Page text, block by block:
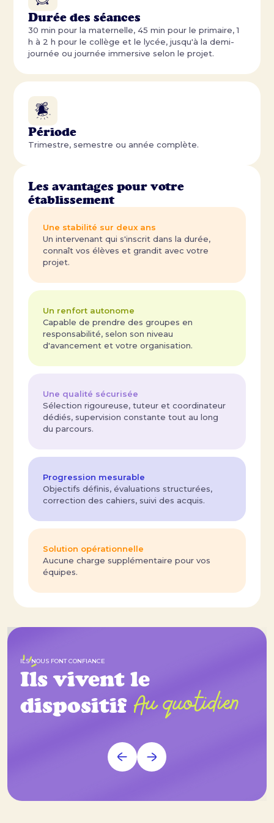
Durée des séances
30 min pour la maternelle, 45 min pour le primaire, 1
h à 2 h pour le collège et le lycée, jusqu'à la demi-
journée ou journée immersive selon le projet.
Période
Trimestre, semestre ou année complète.
Les avantages pour votre
établissement
Une stabilité sur deux ans
Un intervenant qui s'inscrit dans la durée,
connaît vos élèves et grandit avec votre
projet.
Un renfort autonome
Capable de prendre des groupes en
responsabilité, selon son niveau
d'avancement et votre organisation.
Une qualité sécurisée
Sélection rigoureuse, tuteur et coordinateur
dédiés, supervision constante tout au long
du parcours.
Progression mesurable
Objectifs définis, évaluations structurées,
correction des cahiers, suivi des acquis.
Solution opérationnelle
Aucune charge supplémentaire pour vos
équipes.
ILS NOUS FONT CONFIANCE
Ils vivent le
dispositif Au quotidien